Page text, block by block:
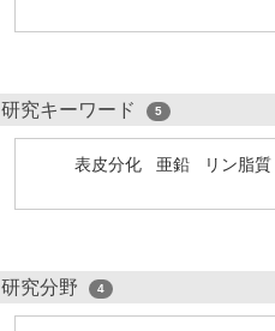
研究キーワード 5
表皮分化 亜鉛 リン脂質
研究分野 4